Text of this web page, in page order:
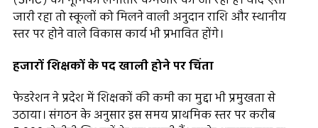
जारी रहा तो स्कूलों को मिलने वाली अनुदान राशि और स्थानीय
स्तर पर होने वाले विकास कार्य भी प्रभावित होंगे।
हजारों शिक्षकों के पद खाली होने पर चिंता
फेडरेशन ने प्रदेश में शिक्षकों की कमी का मुद्दा भी प्रमुखता से
उठाया। संगठन के अनुसार इस समय प्राथमिक स्तर पर करीब